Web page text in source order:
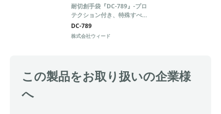
耐切創手袋『DC-789』-プロ
テクション付き、特殊すべり
止め加工でグリップ力抜群！
DC-789
株式会社ウィード
この製品をお取り扱いの企業様
へ